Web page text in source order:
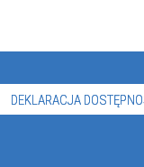
DEKLARACJA